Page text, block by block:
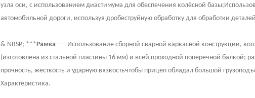
узла оси, с использованием диастимума для обеспечения колёсной
автомобильной дороги, используя дробеструйную обработку для обработки
& NBSP; ***Рамка----- Использование сборной сварной каркасной конструкции,
(изготовлена ​​из стальной пластины 16 мм) и всей проходной поперечной балкой;
прочность, жесткость и ударную вязкостьчтобы прицеп обладал большой
Характеристика.